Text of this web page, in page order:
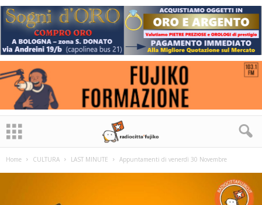
Home CULTURA LAST MINUTE Appuntamenti di venerdì 30 Novembre